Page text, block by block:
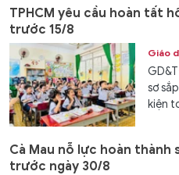
TPHCM yêu cầu hoàn tất
trước 15/8
Giáo
sơ
kiện
Cà Mau nỗ lực hoàn thành
trước ngày 30/8